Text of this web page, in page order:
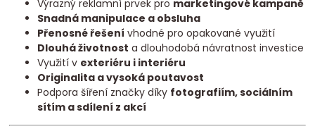
Výrazný reklamní prvek pro marketingové kampaně
Snadná manipulace a obsluha
Přenosné řešení vhodné pro opakované využití
Dlouhá životnost a dlouhodobá návratnost investice
Využití v exteriéru i interiéru
Originalita a vysoká poutavost
Podpora šíření značky díky fotografiím, sociálním
sítím a sdílení z akcí